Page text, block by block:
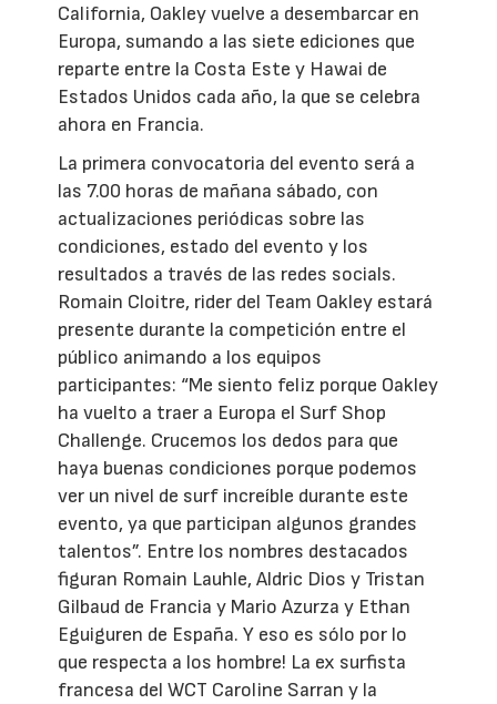
California, Oakley vuelve a desembarcar en
Europa, sumando a las siete ediciones que
reparte entre la Costa Este y Hawai de
Estados Unidos cada año, la que se celebra
ahora en Francia.
La primera convocatoria del evento será a
las 7.00 horas de mañana sábado, con
actualizaciones periódicas sobre las
condiciones, estado del evento y los
resultados a través de las redes socials.
Romain Cloitre, rider del Team Oakley estará
presente durante la competición entre el
público animando a los equipos
participantes: “Me siento feliz porque Oakley
ha vuelto a traer a Europa el Surf Shop
Challenge. Crucemos los dedos para que
haya buenas condiciones porque podemos
ver un nivel de surf increíble durante este
evento, ya que participan algunos grandes
talentos”. Entre los nombres destacados
figuran Romain Lauhle, Aldric Dios y Tristan
Gilbaud de Francia y Mario Azurza y Ethan
Eguiguren de España. Y eso es sólo por lo
que respecta a los hombre! La ex surfista
francesa del WCT Caroline Sarran y la